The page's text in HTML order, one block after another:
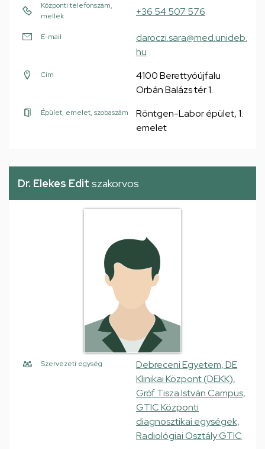
Központi telefonszám,
mellék
+36 54 507 576
E-mail
daroczi.sara@med.unideb.
hu
Cím
4100 Berettyóújfalu
Orbán Balázs tér 1.
Épület, emelet, szobaszám
Röntgen-Labor épület, 1.
emelet
Dr. Elekes Edit szakorvos
Szervezeti egység
Debreceni Egyetem, DE
Klinikai Központ (DEKK),
Gróf Tisza István Campus,
GTIC Központi
diagnosztikai egységek,
Radiológiai Osztály GTIC